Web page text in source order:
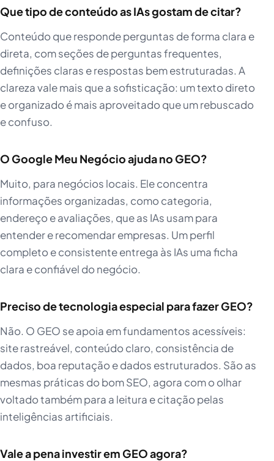
Que tipo de conteúdo as IAs gostam de citar?
Conteúdo que responde perguntas de forma clara e
direta, com seções de perguntas frequentes,
definições claras e respostas bem estruturadas. A
clareza vale mais que a sofisticação: um texto direto
e organizado é mais aproveitado que um rebuscado
e confuso.
O Google Meu Negócio ajuda no GEO?
Muito, para negócios locais. Ele concentra
informações organizadas, como categoria,
endereço e avaliações, que as IAs usam para
entender e recomendar empresas. Um perfil
completo e consistente entrega às IAs uma ficha
clara e confiável do negócio.
Preciso de tecnologia especial para fazer GEO?
Não. O GEO se apoia em fundamentos acessíveis:
site rastreável, conteúdo claro, consistência de
dados, boa reputação e dados estruturados. São as
mesmas práticas do bom SEO, agora com o olhar
voltado também para a leitura e citação pelas
inteligências artificiais.
Vale a pena investir em GEO agora?